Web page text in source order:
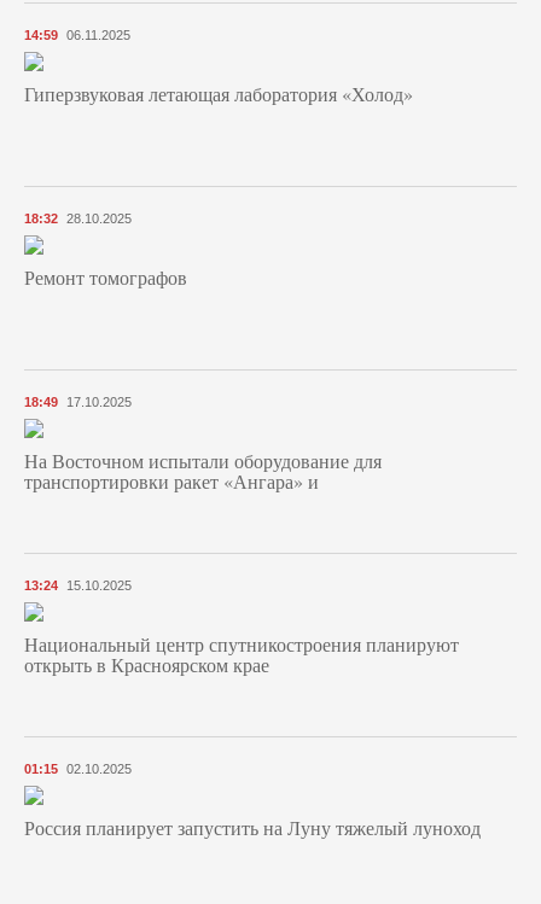
14:59 06.11.2025
Гиперзвуковая летающая лаборатория «Холод»
18:32 28.10.2025
Ремонт томографов
18:49 17.10.2025
На Восточном испытали оборудование для
транспортировки ракет «Ангара» и
13:24 15.10.2025
Национальный центр спутникостроения планируют
открыть в Красноярском крае
01:15 02.10.2025
Россия планирует запустить на Луну тяжелый луноход